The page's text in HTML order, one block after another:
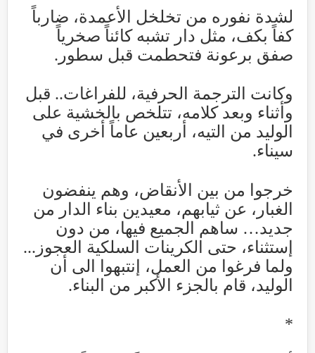
لشدة نفوره من تخلخل الأعمدة، ضارباً
كفاً بكف، مثل دار تشبه كائناً صخرياً
صفق برعونة فتحطمت قبل سطور .
وكانت الترجمة الحرفية، للفراغات.. قبل
وأثناء وبعد كلامه، تتلخص بالخشية على
الوليد من التيه، أربعين عاماً أخرى في
سيناء.
خرجوا من بين الأنقاض، وهم ينفضون
الغبار، عن ثيابهم، معيدين بناء الدار من
جديد… ساهم الجميع فيها، من دون
إستثناء، حتى الكرينات السلكية العجوز...
ولما فرغوا من العمل، إنتبهوا الى أن
الوليد، قام بالجزء الأكبر من البناء.
*